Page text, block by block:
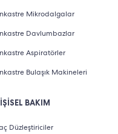
Mikrodalgalar
Davlumbazlar
Aspiratörler
Bulaşık Makineleri
BAKIM
Düzleştiriciler